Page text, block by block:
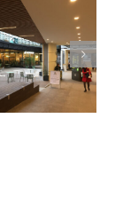
Quartier des Groues